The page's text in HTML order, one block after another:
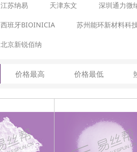
江苏纳易 天津东文 深圳通力微
西班牙BIOINICIA 苏州能环新材料科
北京新锐佰纳
价格最高 价格最低